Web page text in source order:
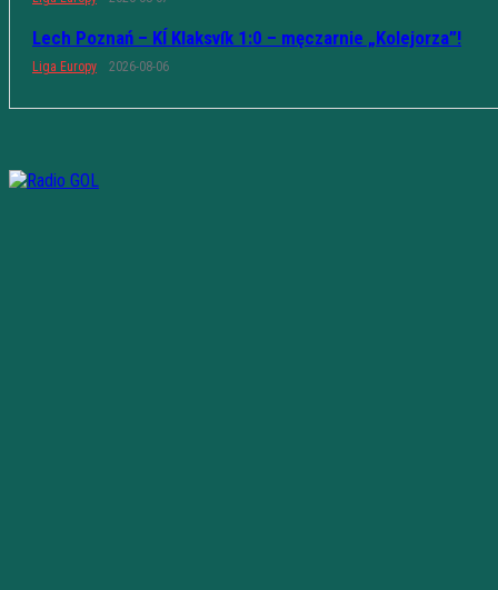
Lech Poznań – KÍ Klaksvík 1:0 – męczarnie „Kolejorza”!
Liga Europy 2026-08-06